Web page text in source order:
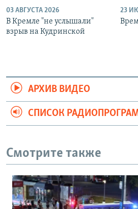
03 АВГУСТА 2026
В Кремле "не услышали"
взрыв на Кудринской
23
АРХИВ ВИДЕО
СПИСОК
Смотрите также